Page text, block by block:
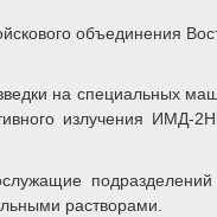
объединения
на специальных
излучения ИМД-
растворами.